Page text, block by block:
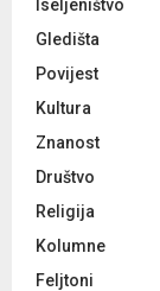
Iseljeništvo
Gledišta
Povijest
Kultura
Znanost
Društvo
Religija
Kolumne
Feljtoni